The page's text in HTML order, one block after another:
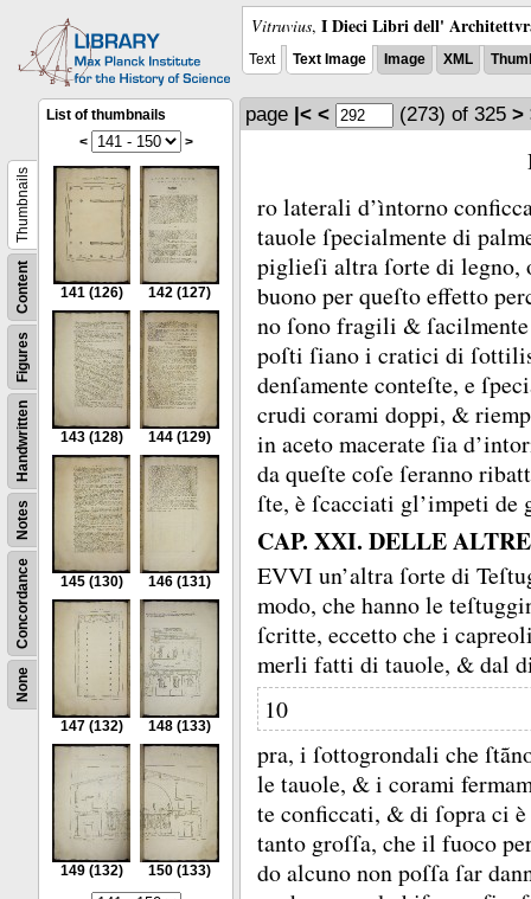
Vitruvius, I Dieci Libri dell'
Text Text Image Image XML
None
Concordance
Notes
Handwritten
Figures
Content
Thumbnails
List of thumbnails
<
>
141 (126) 142 (127)
143 (128) 144 (129)
145 (130) 146 (131)
147 (132) 148 (133)
149 (132) 150 (133)
page |< < (273) of 325 >
ro laterali d’ìntorno
tauole ſpecialmente di
piglieſi altra ſorte di
buono per queſto effetto
no ſono fragili &
poſti ſiano i cratici di
denſamente conteſte, e
crudi corami doppi, &
in aceto macerate ſia
da queſte coſe ſeranno
ſte, è ſcacciati gl’impeti
CAP. XXI. DELLE
EVVI un’altra ſorte di
modo, che hanno le
ſcritte, eccetto che i
merli fatti di tauole, &dal
10
pra, i ſottogrondali che
le tauole, &i corami
te conficcati, &di ſopra ci
tanto groſſa, che il fuoco
do alcuno non poſſa ſar